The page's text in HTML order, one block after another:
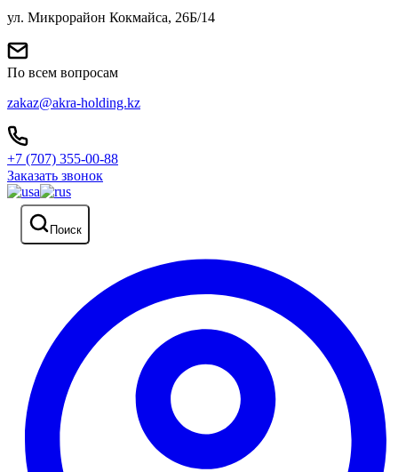
ул. Микрорайон Кокмайса, 26Б/14
По всем вопросам
zakaz@akra-holding.kz
+7 (707) 355-00-88
Заказать звонок
Поиск